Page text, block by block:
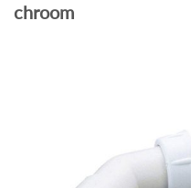
chroom